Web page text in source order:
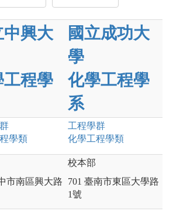
中興大
工程學
國立成功大
學
化學工程學
系
學類
工程學群
化學工程學類
市南區興大路
校本部
701 臺南市東區大學路
1號